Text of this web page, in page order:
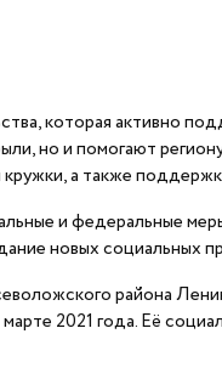
которая активно
но и помогают
а также
и федеральные
новых
района
2021 года. Её